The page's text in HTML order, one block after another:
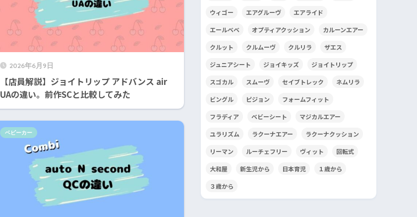
2026年6月9日
【店員解説】ジョイトリップ アドバンス air
UAの違い。前作SCと比較してみた
ベビーカー
ウィゴー エアグルーヴ エアライド
エールベベ オプティアクッション カルーンエアー
クルット クルムーヴ クルリラ ザエス
ジュニアシート ジョイキッズ ジョイトリップ
スゴカル スムーヴ セイブトレック ネムリラ
ビングル ピジョン フォームフィット
フラディア ベビーシート マジカルエアー
ユラリズム ラクーナエアー ラクーナクッション
リーマン ルーチェフリー ヴィット 回転式
大和屋 新生児から 日本育児 １歳から
３歳から